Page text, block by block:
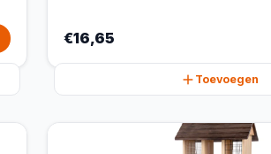
€16,65
Toevoegen